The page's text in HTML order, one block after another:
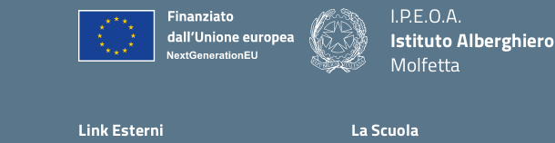
I.P.E.O.A.
Istituto Alberghiero
Molfetta
Link Esterni La Scuola